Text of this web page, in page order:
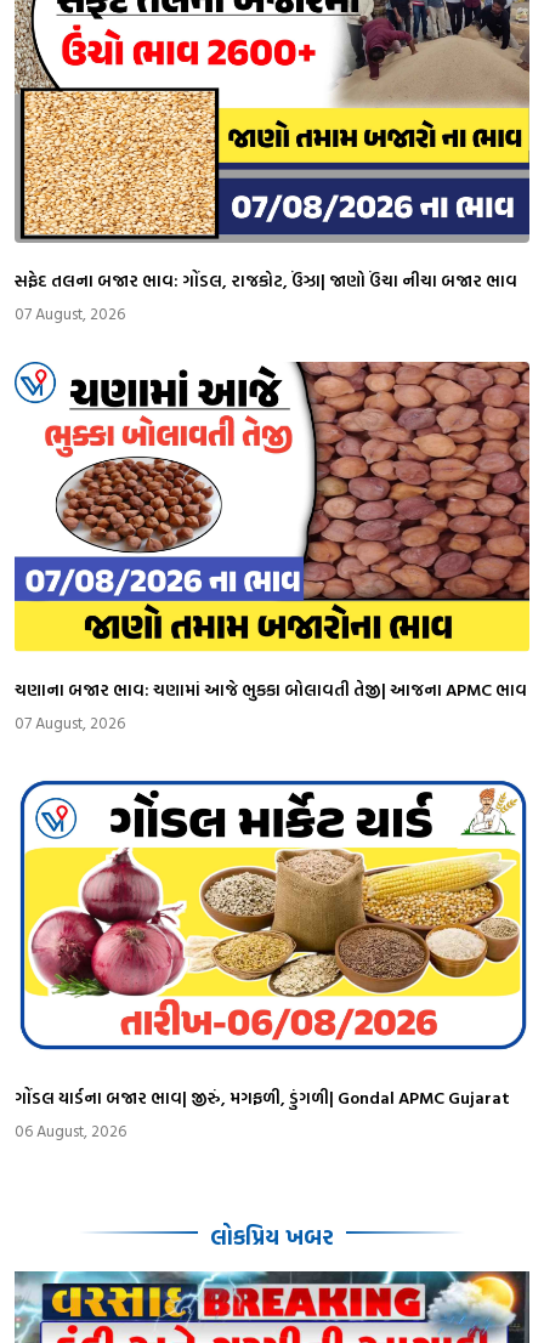
સફેદ તલના બજાર ભાવ: ગોંડલ, રાજકોટ, ઉંઝા| જાણો ઉંચા નીચા બજાર ભાવ
07 August, 2026
ચણાના બજાર ભાવ: ચણામાં આજે ભુકકા બોલાવતી તેજી| આજના APMC ભાવ
07 August, 2026
ગોંડલ યાર્ડના બજાર ભાવ| જીરું, મગફળી, ડુંગળી| Gondal APMC Gujarat
06 August, 2026
લોકપ્રિય ખબર